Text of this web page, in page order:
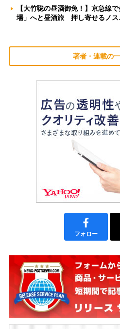
【大竹聡の昼酒御免！】京急線
場」へと昼酒旅 押し寄せるノ
著者・連載の
フォロー